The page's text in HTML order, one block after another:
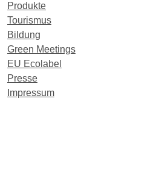
Produkte
Tourismus
Bildung
Green Meetings
EU Ecolabel
Presse
Impressum